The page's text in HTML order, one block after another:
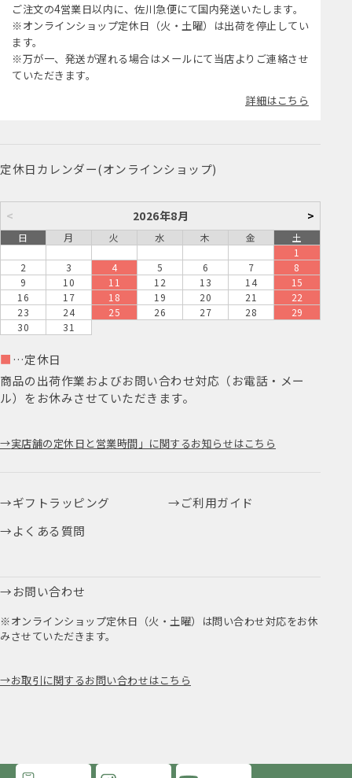
ご注文の4営業日以内に、佐川急便にて国内発送いたします。
※オンラインショップ定休日（火・土曜）は出荷を停止してい
ます。
※万が一、発送が遅れる場合はメールにて当店よりご連絡させ
ていただきます。
詳細はこちら
定休日カレンダー(オンラインショップ)
< 2026年8月 >
日 月 火 水 木 金
土
1
2
3 4 5 6 7
8
9
10 11 12 13 14
15
16
17 18 19 20 21
22
23
24 25 26 27 28
29
30
31
■ …定休日
商品の出荷作業およびお問い合わせ対応（お電話・メー
ル）をお休みさせていただきます。
実店舗の定休日と営業時間」に関するお知らせはこちら
ギフトラッピング
ご利用ガイド
よくある質問
お問い合わせ
※オンラインショップ定休日（火・土曜）は問い合わせ対応をお休
みさせていただきます。
お取引に関するお問い合わせはこちら